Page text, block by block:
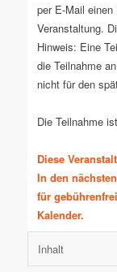
per E-Mail
Veranstaltung.
Hinweis: Eine
die Teilnahme
nicht für den
Die Teilnahme
Diese
In den
für
Kalender.
Inhalt